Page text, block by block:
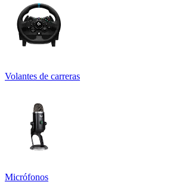
Volantes de carreras
Micrófonos